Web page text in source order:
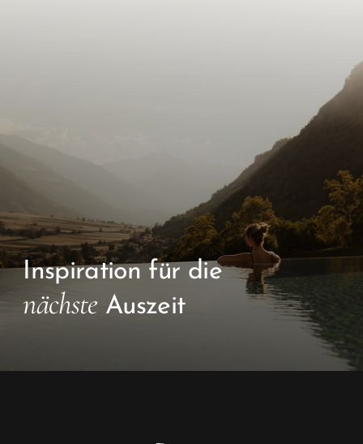
Inspiration für die
nächste Auszeit